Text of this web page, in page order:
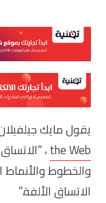
يقول مايك
the Web،
والخطوط والأنماط
الاتساق الألفة.”